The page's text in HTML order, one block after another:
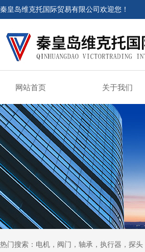
秦皇岛维克托国际贸易有限公司欢迎您！
网站首页 关于我们
热门搜索：电机，阀门，轴承，执行器，探